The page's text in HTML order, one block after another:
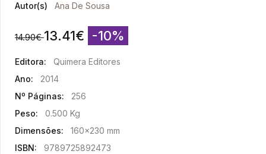
Autor(s) Ana De Sousa
14.90€ 13.41€ -10%
Editora:
Quimera Editores
Ano:
2014
Nº Páginas:
256
Peso:
0.500 Kg
Dimensões:
160x230 mm
ISBN:
9789725892473